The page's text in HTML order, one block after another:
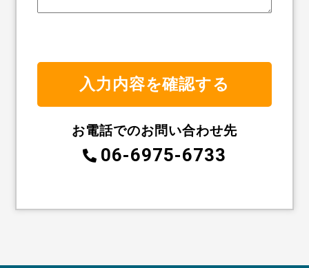
お電話でのお問い合わせ先
06-6975-6733